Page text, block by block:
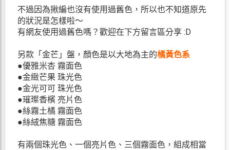
不過因為揪編也沒有使用過舊色，所以也不知道原先
的狀況是怎樣啦～
有網友使用過舊色嗎？歡迎在下方留言區分享 :D
另款「金芒」盤，顏色是以大地為主的橘黃色系
●優雅米杏 霧面色
●金緻芒果 珠光色
●金光可可 珠光色
●璀璨香檳 亮片色
●絲霧土橘 霧面色
●絲絨焦糖 霧面色
有兩個珠光色、一個亮片色、三個霧面色，組成相當